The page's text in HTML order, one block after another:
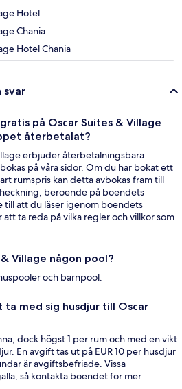
Hotel
Chania
Hotel Chania
svar
på Oscar Suites & Village
återbetalat?
erbjuder återbetalningsbara
på våra sidor. Om du har bokat ett
rumspris kan detta avbokas fram till
beroende på boendets
till att du läser igenom boendets
ta reda på vilka regler och villkor som
Village någon pool?
och barnpool.
med sig husdjur till Oscar
dock högst 1 per rum och med en vikt
En avgift tas ut på EUR 10 per husdjur
är avgiftsbefriade. Vissa
så kontakta boendet för mer